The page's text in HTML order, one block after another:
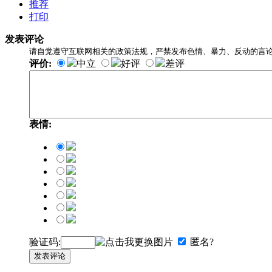
推荐
打印
发表评论
请自觉遵守互联网相关的政策法规，严禁发布色情、暴力、反动的言
评价: 中立 好评 差评
表情:
验证码: 匿名?
发表评论